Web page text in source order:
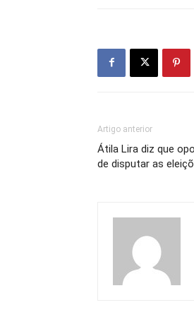
Artigo anterior
Átila Lira diz que
de disputar as